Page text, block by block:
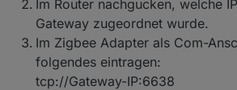
g
Im Router nachgucken, welche
Gateway zugeordnet wurde.
Im Zigbee Adapter als Com-
folgendes eintragen:
tcp://Gateway-IP:6638